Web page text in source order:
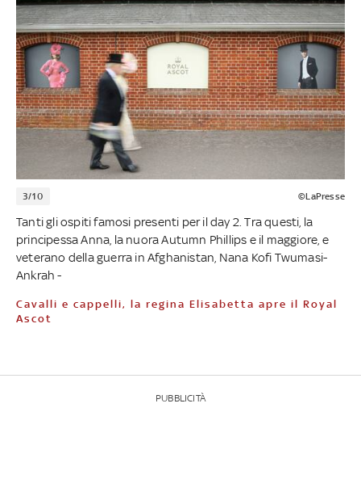
3/10 ©LaPresse
Tanti gli ospiti famosi presenti per il day 2. Tra questi, la
principessa Anna, la nuora Autumn Phillips e il maggiore, e
veterano della guerra in Afghanistan, Nana Kofi Twumasi-
Ankrah -
Cavalli e cappelli, la regina Elisabetta apre il Royal
Ascot
PUBBLICITÀ